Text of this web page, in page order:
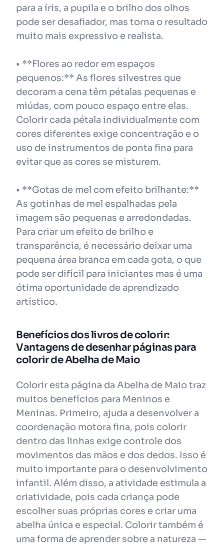
para a íris, a pupila e o brilho dos olhos
pode ser desafiador, mas torna o resultado
muito mais expressivo e realista.
• **Flores ao redor em espaços
pequenos:** As flores silvestres que
decoram a cena têm pétalas pequenas e
miúdas, com pouco espaço entre elas.
Colorir cada pétala individualmente com
cores diferentes exige concentração e o
uso de instrumentos de ponta fina para
evitar que as cores se misturem.
• **Gotas de mel com efeito brilhante:**
As gotinhas de mel espalhadas pela
imagem são pequenas e arredondadas.
Para criar um efeito de brilho e
transparência, é necessário deixar uma
pequena área branca em cada gota, o que
pode ser difícil para iniciantes mas é uma
ótima oportunidade de aprendizado
artístico.
Benefícios dos livros de colorir:
Vantagens de desenhar páginas para
colorir de Abelha de Maio
Colorir esta página da Abelha de Maio traz
muitos benefícios para Meninos e
Meninas. Primeiro, ajuda a desenvolver a
coordenação motora fina, pois colorir
dentro das linhas exige controle dos
movimentos das mãos e dos dedos. Isso é
muito importante para o desenvolvimento
infantil. Além disso, a atividade estimula a
criatividade, pois cada criança pode
escolher suas próprias cores e criar uma
abelha única e especial. Colorir também é
uma forma de aprender sobre a natureza —